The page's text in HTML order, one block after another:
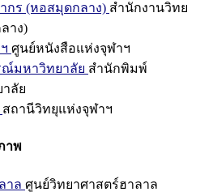
กร (หอสมุดกลาง) สำนักงานวิทย
าง)
ศูนย์หนังสือแห่งจุฬาฯ
มหาวิทยาลัย สำนักพิมพ์
ลัย
สถานีวิทยุแห่งจุฬาฯ
าพ
าล ศูนย์วิทยาศาสตร์ฮาลาล